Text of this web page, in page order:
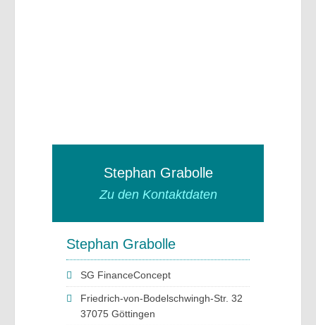
Stephan Grabolle
Zu den Kontaktdaten
Stephan Grabolle
SG FinanceConcept
Friedrich-von-Bodelschwingh-Str. 32
37075 Göttingen